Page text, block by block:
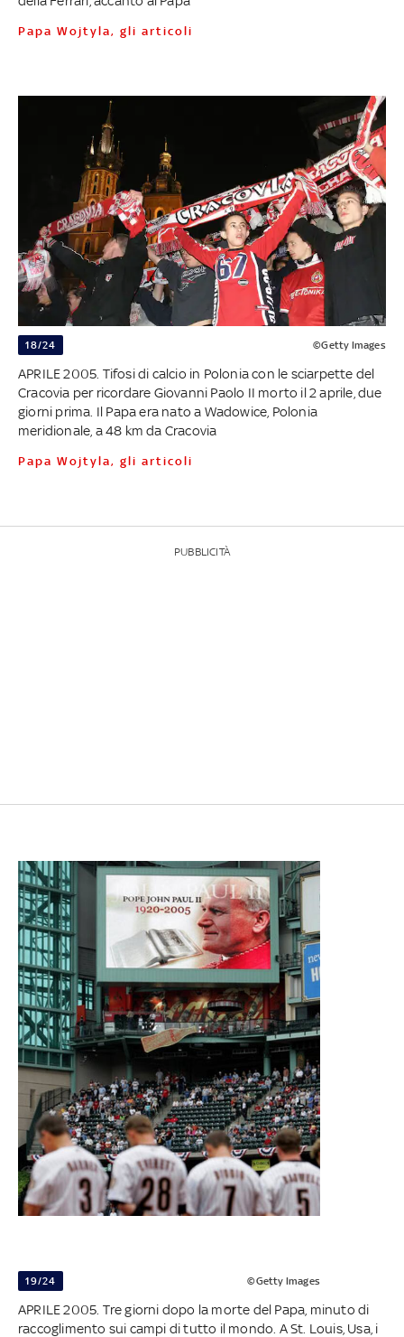
Papa Wojtyla, gli articoli
18/24 ©Getty Images
APRILE 2005. Tifosi di calcio in Polonia con le sciarpette del
Cracovia per ricordare Giovanni Paolo II morto il 2 aprile, due
giorni prima. Il Papa era nato a Wadowice, Polonia
meridionale, a 48 km da Cracovia
Papa Wojtyla, gli articoli
PUBBLICITÀ
19/24 ©Getty Images
APRILE 2005. Tre giorni dopo la morte del Papa, minuto di
raccoglimento sui campi di tutto il mondo. A St. Louis, Usa, i